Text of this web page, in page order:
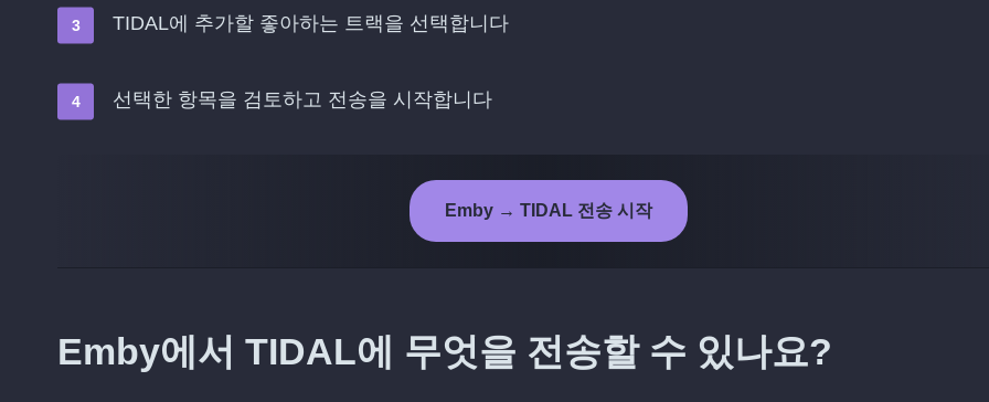
TIDAL에 추가할 좋아하는 트랙을 선택합니다
선택한 항목을 검토하고 전송을 시작합니다
Emby → TIDAL 전송 시작
Emby에서 TIDAL에 무엇을 전송할 수 있나요?